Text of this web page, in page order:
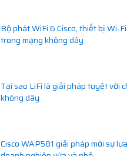
Bộ phát WiFi 6 Cisco, thiết bị Wi-
trong mạng không dây
Tại sao LiFi là giải pháp tuyệt vời
không dây
Cisco WAP581 giải pháp mới sự